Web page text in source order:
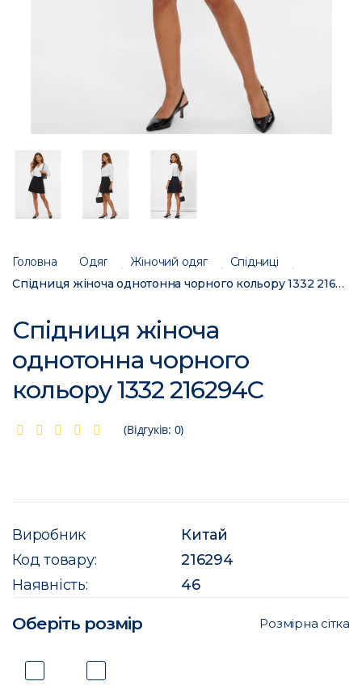
Головна Одяг Жіночий одяг
Спідниці
Спідниця жіноча однотонна чорного кольору 1332 216294C
Спідниця жіноча
однотонна чорного
кольору 1332 216294C
(Відгуків: 0)
Виробник
Китай
Код товару:
216294
Наявність:
46
Оберіть розмір Розмірна сітка